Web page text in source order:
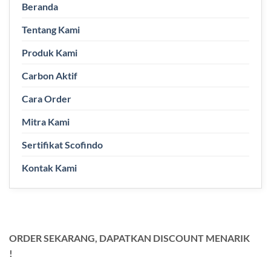
Beranda
Tentang Kami
Produk Kami
Carbon Aktif
Cara Order
Mitra Kami
Sertifikat Scofindo
Kontak Kami
ORDER SEKARANG, DAPATKAN DISCOUNT MENARIK
!